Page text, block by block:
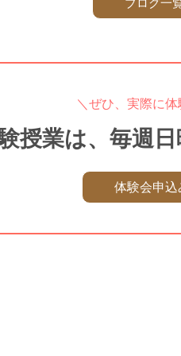
ブログ一
＼ぜひ、実際に
授業は、毎週
体験会申込